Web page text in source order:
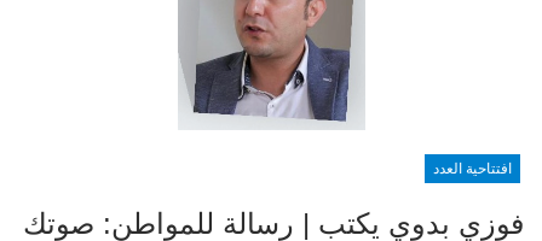
افتتاحية العدد
فوزي بدوي يكتب | رسالة للمواطن: صوتك